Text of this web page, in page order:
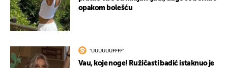
opakom bolešću
"UUUUUUFFFF"
Vau, koje noge! Ružičasti badić istaknuo je